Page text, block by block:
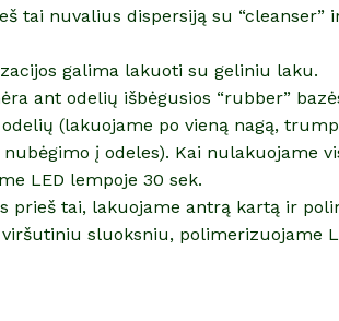
tai nuvalius dispersiją su “cleanser”
galima lakuoti su geliniu laku.
ant odelių išbėgusios “rubber”
(lakuojame po vieną nagą,
į odeles). Kai nulakuojame
LED lempoje 30 sek.
prieš tai, lakuojame antrą kartą ir
sluoksniu, polimerizuojame